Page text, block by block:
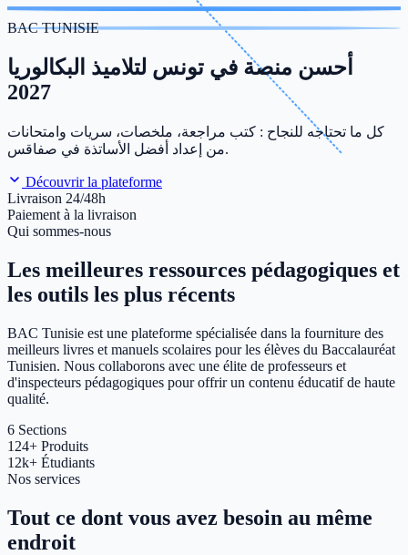
BAC TUNISIE
أحسن منصة في تونس لتلاميذ البكالوريا
2027
كل ما تحتاجه للنجاح : كتب مراجعة، ملخصات، سريات وامتحانات
من إعداد أفضل الأساتذة في صفاقس.
Découvrir la plateforme
Livraison 24/48h
Paiement à la livraison
Qui sommes-nous
Les meilleures ressources pédagogiques et
les outils les plus récents
BAC Tunisie est une plateforme spécialisée dans la fourniture des
meilleurs livres et manuels scolaires pour les élèves du Baccalauréat
Tunisien. Nous collaborons avec une élite de professeurs et
d'inspecteurs pédagogiques pour offrir un contenu éducatif de haute
qualité.
6 Sections
124+ Produits
12k+ Étudiants
Nos services
Tout ce dont vous avez besoin au même
endroit